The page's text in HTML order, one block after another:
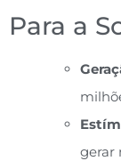
Para a
gerar